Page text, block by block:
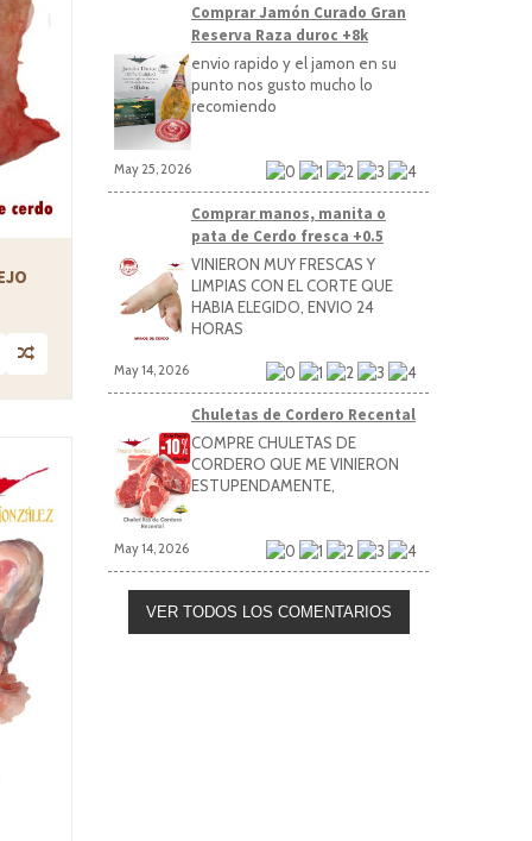
Comprar Jamón Curado Gran
Reserva Raza duroc +8k
envio rapido y el jamon en su
punto nos gusto mucho lo
recomiendo
May 25, 2026
Comprar manos, manita o
pata de Cerdo fresca +0.5
VINIERON MUY FRESCAS Y
LIMPIAS CON EL CORTE QUE
HABIA ELEGIDO, ENVIO 24
HORAS
May 14, 2026
Chuletas de Cordero Recental
COMPRE CHULETAS DE
CORDERO QUE ME VINIERON
ESTUPENDAMENTE,
May 14, 2026
VER TODOS LOS COMENTARIOS